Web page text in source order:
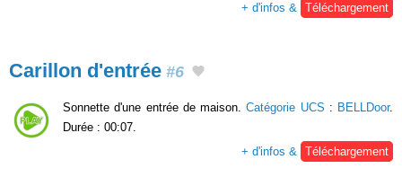
+ d'infos & Téléchargement
Carillon d'entrée #6
Sonnette d'une entrée de maison.Catégorie UCS : BELLDoor.
Durée : 00:07.
+ d'infos &
Téléchargement